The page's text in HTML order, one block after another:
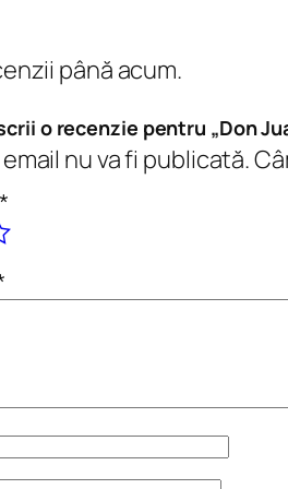
până acum.
o recenzie pentru „Don
nu va fi publicată.
*